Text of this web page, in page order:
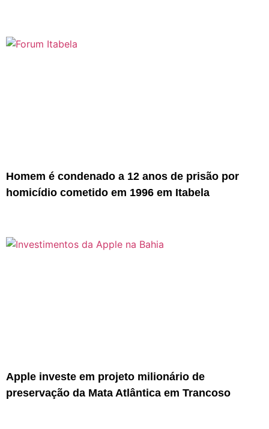
Homem é condenado a 12 anos de prisão por
homicídio cometido em 1996 em Itabela
Apple investe em projeto milionário de
preservação da Mata Atlântica em Trancoso